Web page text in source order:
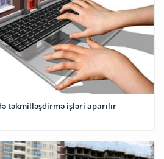
təkmilləşdirmə işləri aparılır